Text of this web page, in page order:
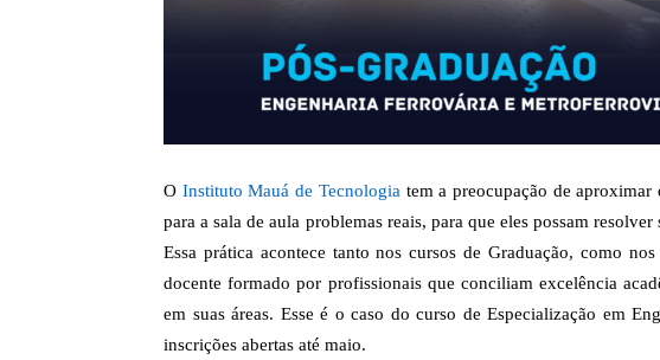
O Instituto Mauá de Tecnologia tem a preocupação de
para a sala de aula problemas reais, para que eles possam
Essa prática acontece tanto nos cursos de Graduação, como
docente formado por profissionais que conciliam excelência
em suas áreas. Esse é o caso do curso de Especialização em
inscrições abertas até maio.